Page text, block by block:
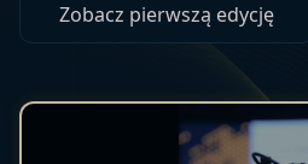
Zobacz pierwszą edycję